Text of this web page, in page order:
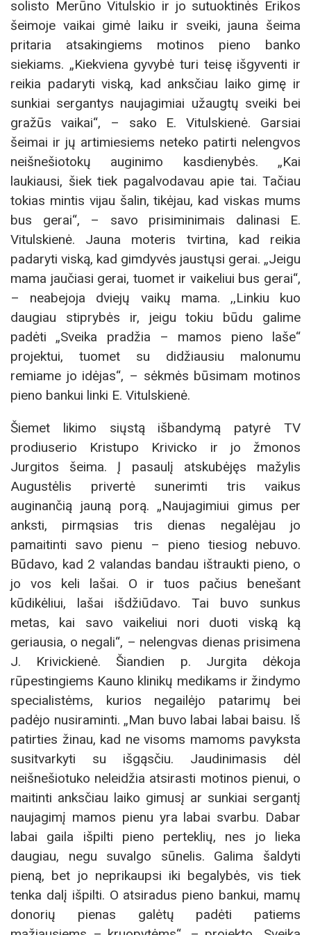
solisto Merūno Vitulskio ir jo sutuoktinės Erikos
šeimoje vaikai gimė laiku ir sveiki, jauna šeima
pritaria atsakingiems motinos pieno banko
siekiams. „Kiekviena gyvybė turi teisę išgyventi ir
reikia padaryti viską, kad anksčiau laiko gimę ir
sunkiai sergantys naujagimiai užaugtų sveiki bei
gražūs vaikai“, – sako E. Vitulskienė. Garsiai
šeimai ir jų artimiesiems neteko patirti nelengvos
neišnešiotokų auginimo kasdienybės. „Kai
laukiausi, šiek tiek pagalvodavau apie tai. Tačiau
tokias mintis vijau šalin, tikėjau, kad viskas mums
bus gerai“, – savo prisiminimais dalinasi E.
Vitulskienė. Jauna moteris tvirtina, kad reikia
padaryti viską, kad gimdyvės jaustųsi gerai. „Jeigu
mama jaučiasi gerai, tuomet ir vaikeliui bus gerai“,
– neabejoja dviejų vaikų mama. ,,Linkiu kuo
daugiau stiprybės ir, jeigu tokiu būdu galime
padėti „Sveika pradžia – mamos pieno laše“
projektui, tuomet su didžiausiu malonumu
remiame jo idėjas“, – sėkmės būsimam motinos
pieno bankui linki E. Vitulskienė.
Šiemet likimo siųstą išbandymą patyrė TV
prodiuserio Kristupo Krivicko ir jo žmonos
Jurgitos šeima. Į pasaulį atskubėjęs mažylis
Augustėlis privertė sunerimti tris vaikus
auginančią jauną porą. „Naujagimiui gimus per
anksti, pirmąsias tris dienas negalėjau jo
pamaitinti savo pienu – pieno tiesiog nebuvo.
Būdavo, kad 2 valandas bandau ištraukti pieno, o
jo vos keli lašai. O ir tuos pačius benešant
kūdikėliui, lašai išdžiūdavo. Tai buvo sunkus
metas, kai savo vaikeliui nori duoti viską ką
geriausia, o negali“, – nelengvas dienas prisimena
J. Krivickienė. Šiandien p. Jurgita dėkoja
rūpestingiems Kauno klinikų medikams ir žindymo
specialistėms, kurios negailėjo patarimų bei
padėjo nusiraminti. „Man buvo labai labai baisu. Iš
patirties žinau, kad ne visoms mamoms pavyksta
susitvarkyti su išgąsčiu. Jaudinimasis dėl
neišnešiotuko neleidžia atsirasti motinos pienui, o
maitinti anksčiau laiko gimusį ar sunkiai sergantį
naujagimį mamos pienu yra labai svarbu. Dabar
labai gaila išpilti pieno perteklių, nes jo lieka
daugiau, negu suvalgo sūnelis. Galima šaldyti
pieną, bet jo neprikaupsi iki begalybės, vis tiek
tenka dalį išpilti. O atsiradus pieno bankui, mamų
donorių pienas galėtų padėti patiems